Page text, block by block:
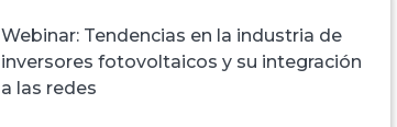
Webinar: Tendencias en la industria de
inversores fotovoltaicos y su integración
a las redes